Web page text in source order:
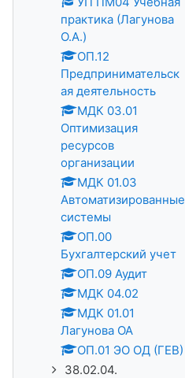
практика (Лагунова
О.А.)
ОП.12
Предпринимательск
ая деятельность
МДК 03.01
Оптимизация
ресурсов
организации
МДК 01.03
Автоматизированные
системы
ОП.00
Бухгалтерский учет
ОП.09 Аудит
МДК 04.02
МДК 01.01
Лагунова ОА
ОП.01 ЭО ОД (ГЕВ)
38.02.04.